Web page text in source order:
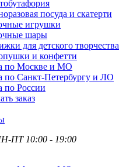
посуда и скатерти
игрушки
шары
для детского творчества
и конфетти
по Москве и МО
по Санкт-Петербургу и ЛО
по России
заказ
ПТ 10:00 - 19:00